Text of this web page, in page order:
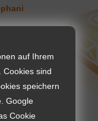
03736072644
auf Ihrem
Cookies sind
speichern
Google
Cookie